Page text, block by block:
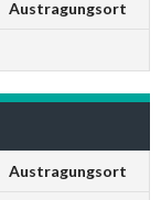
Austragungsort
Austragungsort